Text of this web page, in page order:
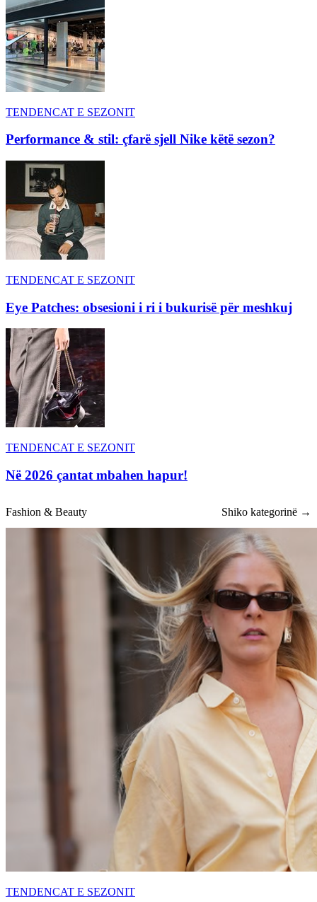
TENDENCAT E SEZONIT
Performance & stil: çfarë sjell Nike këtë sezon?
TENDENCAT E SEZONIT
Eye Patches: obsesioni i ri i bukurisë për meshkuj
TENDENCAT E SEZONIT
Në 2026 çantat mbahen hapur!
Fashion & Beauty Shiko kategorinë →
TENDENCAT E SEZONIT